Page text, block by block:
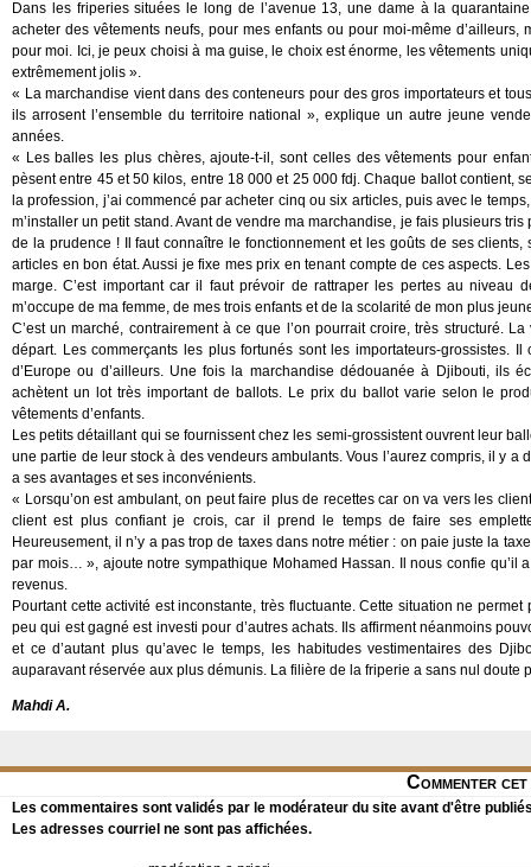
Dans les friperies situées le long de l’avenue 13, une dame à la
acheter des vêtements neufs, pour mes enfants ou pour moi-même d’ailleurs,
pour moi. Ici, je peux choisi à ma guise, le choix est énorme, les vêtements
extrêmement jolis ».
« La marchandise vient dans des conteneurs pour des gros importateurs et
ils arrosent l’ensemble du territoire national », explique un autre jeune
années.
« Les balles les plus chères, ajoute-t-il, sont celles des vêtements pour
pèsent entre 45 et 50 kilos, entre 18 000 et 25 000 fdj. Chaque ballot contient,
la profession, j’ai commencé par acheter cinq ou six articles, puis avec le
m’installer un petit stand. Avant de vendre ma marchandise, je fais plusieurs
de la prudence ! Il faut connaître le fonctionnement et les goûts de ses
articles en bon état. Aussi je fixe mes prix en tenant compte de ces aspects.
marge. C’est important car il faut prévoir de rattraper les pertes au niveau
m’occupe de ma femme, de mes trois enfants et de la scolarité de mon plus
C’est un marché, contrairement à ce que l’on pourrait croire, très structuré.
départ. Les commerçants les plus fortunés sont les importateurs-grossistes.
d’Europe ou d’ailleurs. Une fois la marchandise dédouanée à Djibouti, ils
achètent un lot très important de ballots. Le prix du ballot varie selon le
vêtements d’enfants.
Les petits détaillant qui se fournissent chez les semi-grossistent ouvrent leur
une partie de leur stock à des vendeurs ambulants. Vous l’aurez compris, il y
a ses avantages et ses inconvénients.
« Lorsqu’on est ambulant, on peut faire plus de recettes car on va vers les
client est plus confiant je crois, car il prend le temps de faire ses
Heureusement, il n’y a pas trop de taxes dans notre métier : on paie juste la
par mois… », ajoute notre sympathique Mohamed Hassan. Il nous confie qu’il
revenus.
Pourtant cette activité est inconstante, très fluctuante. Cette situation ne
peu qui est gagné est investi pour d’autres achats. Ils affirment néanmoins
et ce d’autant plus qu’avec le temps, les habitudes vestimentaires des
auparavant réservée aux plus démunis. La filière de la friperie a sans nul doute
Mahdi A.
Commenter
Les commentaires sont validés par le modérateur du site avant d'être
Les adresses courriel ne sont pas affichées.